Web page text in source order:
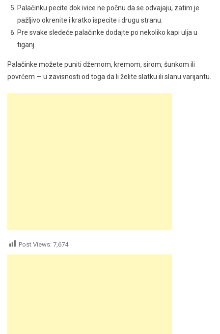
Palačinku pecite dok ivice ne počnu da se odvajaju, zatim je
pažljivo okrenite i kratko ispecite i drugu stranu.
Pre svake sledeće palačinke dodajte po nekoliko kapi ulja u
tiganj.
Palačinke možete puniti džemom, kremom, sirom, šunkom ili
povrćem — u zavisnosti od toga da li želite slatku ili slanu varijantu.
Post Views: 7,674